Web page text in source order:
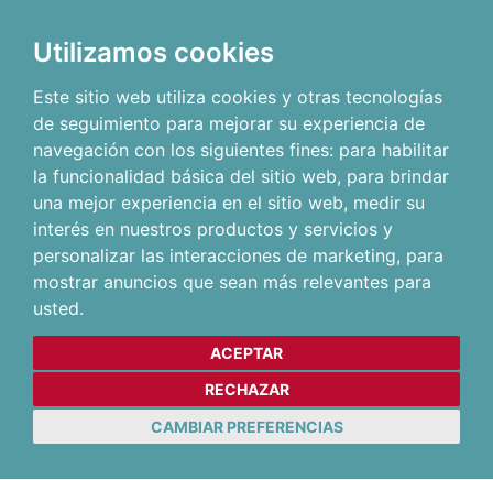
Utilizamos cookies
Este sitio web utiliza cookies y otras tecnologías
de seguimiento para mejorar su experiencia de
navegación con los siguientes fines: para habilitar
la funcionalidad básica del sitio web, para brindar
una mejor experiencia en el sitio web, medir su
interés en nuestros productos y servicios y
personalizar las interacciones de marketing, para
mostrar anuncios que sean más relevantes para
usted.
ACEPTAR
RECHAZAR
CAMBIAR PREFERENCIAS